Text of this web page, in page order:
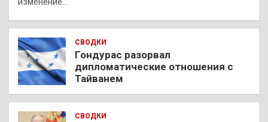
СВОДКИ
Гондурас разорвал
дипломатические отношения с
Тайванем
СВОДКИ